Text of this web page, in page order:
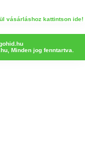
vásárláshoz kattintson ide!
, Minden jog fenntartva.